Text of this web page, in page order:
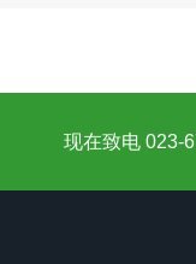
现在致电 023-